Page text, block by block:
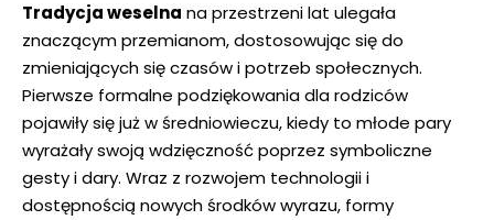
Tradycja weselna na przestrzeni lat ulegała
znaczącym przemianom, dostosowując się do
zmieniających się czasów i potrzeb społecznych.
Pierwsze formalne podziękowania dla rodziców
pojawiły się już w średniowieczu, kiedy to młode pary
wyrażały swoją wdzięczność poprzez symboliczne
gesty i dary. Wraz z rozwojem technologii i
dostępnością nowych środków wyrazu, formy